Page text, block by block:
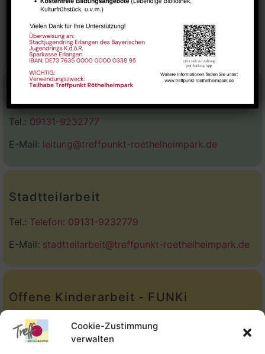
Cookie-Zustimmung
verwalten
Deutsch-Bistro Gesundheits-Cafe
Tel.: 09131-9232777
E-Mail: leitung@treffpunkt-roethelheimpark.de
Stadtteilarbeit
Tel.: Telefon: 09131-9232779
E-Mail: stadtteilarbeit@treffpunkt-roethelheimpark.de
Offene Kinderarbeit - FUNKi
Tel.:Telefon: 09131-610749
E-Mail:oka@treffpunkt-roethelheimpark.de